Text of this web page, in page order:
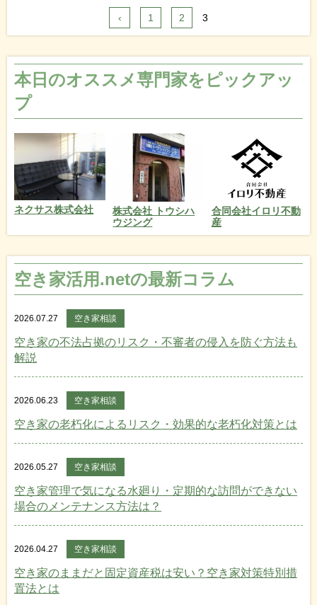
‹ 1 2 3
本日のオススメ専門家をピックアッ
プ
ネクサス株式会社
株式会社 トウシハ
ウジング
合同会社イロリ不動
産
空き家活用.netの最新コラム
2026.07.27 空き家相談
空き家の不法占拠のリスク・不審者の侵入を防ぐ方法も
解説
2026.06.23 空き家相談
空き家の老朽化によるリスク・効果的な老朽化対策とは
2026.05.27 空き家相談
空き家管理で気になる水廻り・定期的な訪問ができない
場合のメンテナンス方法は？
2026.04.27 空き家相談
空き家のままだと固定資産税は安い？空き家対策特別措
置法とは